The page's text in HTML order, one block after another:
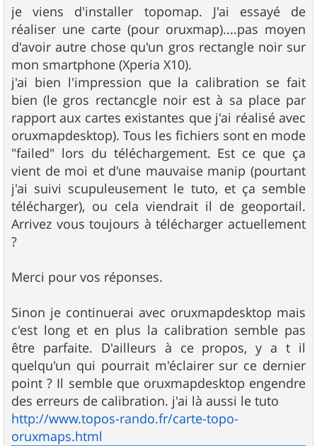
g
e
je viens d'installer topomap. J'ai essayé de
réaliser une carte (pour oruxmap)....pas moyen
d'avoir autre chose qu'un gros rectangle noir sur
mon smartphone (Xperia X10).
j'ai bien l'impression que la calibration se fait
bien (le gros rectancgle noir est à sa place par
rapport aux cartes existantes que j'ai réalisé avec
oruxmapdesktop). Tous les fichiers sont en mode
"failed" lors du téléchargement. Est ce que ça
vient de moi et d'une mauvaise manip (pourtant
j'ai suivi scupuleusement le tuto, et ça semble
télécharger), ou cela viendrait il de geoportail.
Arrivez vous toujours à télécharger actuellement
?
Merci pour vos réponses.
Sinon je continuerai avec oruxmapdesktop mais
c'est long et en plus la calibration semble pas
être parfaite. D'ailleurs à ce propos, y a t il
quelqu'un qui pourrait m'éclairer sur ce dernier
point ? Il semble que oruxmapdesktop engendre
des erreurs de calibration. j'ai là aussi le tuto
http://www.topos-rando.fr/carte-topo-
oruxmaps.html